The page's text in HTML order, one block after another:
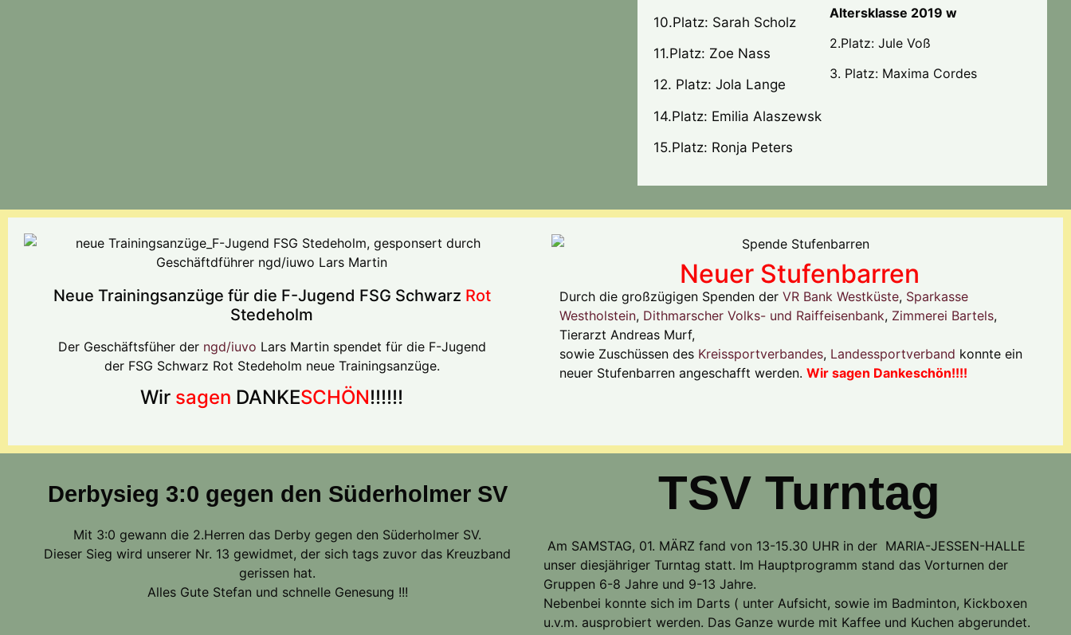
10.Platz: Sarah Scholz
11.Platz: Zoe Nass
12. Platz: Jola Lange
14.Platz: Emilia Alaszewsk
15.Platz: Ronja Peters
Altersklasse 2019 w
2.Platz: Jule Voß
3. Platz: Maxima Cordes
Neue Trainingsanzüge für die F-Jugend FSG Schwarz Rot
Stedeholm
Der Geschäftsfüher der ngd/iuvo Lars Martin spendet für die F-Jugend
der FSG Schwarz Rot Stedeholm neue Trainingsanzüge.
Wir sagen DANKESCHÖN!!!!!!
Neuer Stufenbarren
Durch die großzügigen Spenden der VR Bank Westküste, Sparkasse
Westholstein, Dithmarscher Volks- und Raiffeisenbank, Zimmerei Bartels,
Tierarzt Andreas Murf,
sowie Zuschüssen des Kreissportverbandes, Landessportverband konnte ein
neuer Stufenbarren angeschafft werden. Wir sagen Dankeschön!!!!
Derbysieg 3:0 gegen den Süderholmer SV
Mit 3:0 gewann die 2.Herren das Derby gegen den Süderholmer SV.
Dieser Sieg wird unserer Nr. 13 gewidmet, der sich tags zuvor das Kreuzband
gerissen hat.
Alles Gute Stefan und schnelle Genesung !!!
TSV Turntag
Am SAMSTAG, 01. MÄRZ fand von 13-15.30 UHR in der MARIA-JESSEN-HALLE
unser diesjähriger Turntag statt. Im Hauptprogramm stand das Vorturnen der
Gruppen 6-8 Jahre und 9-13 Jahre.
Nebenbei konnte sich im Darts ( unter Aufsicht, sowie im Badminton, Kickboxen
u.v.m. ausprobiert werden. Das Ganze wurde mit Kaffee und Kuchen abgerundet.